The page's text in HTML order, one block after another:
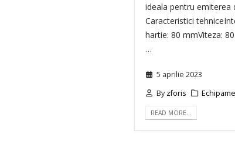
ideala pentru emiterea
Caracteristici
hartie: 80 mmViteza:
…
5 aprilie 2023
Byzforis
READ MORE…